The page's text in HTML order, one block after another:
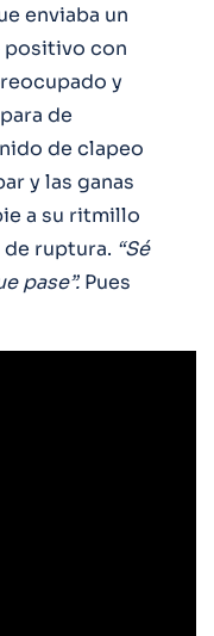
enviaba un
positivo con
y
de
de clapeo
y las ganas
a su ritmillo
ruptura. “Sé
pase”. Pues